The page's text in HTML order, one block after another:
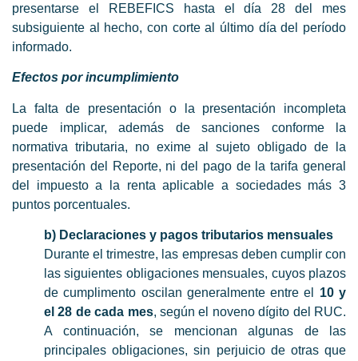
presentarse el REBEFICS hasta el día 28 del mes
subsiguiente al hecho, con corte al último día del período
informado.
Efectos por incumplimiento
La falta de presentación o la presentación incompleta
puede implicar, además de sanciones conforme la
normativa tributaria, no exime al sujeto obligado de la
presentación del Reporte, ni del pago de la tarifa general
del impuesto a la renta aplicable a sociedades más 3
puntos porcentuales.
b) Declaraciones y pagos tributarios mensuales
Durante el trimestre, las empresas deben cumplir con
las siguientes obligaciones mensuales, cuyos plazos
de cumplimento oscilan generalmente entre el 10 y
el 28 de cada mes, según el noveno dígito del RUC.
A continuación, se mencionan algunas de las
principales obligaciones, sin perjuicio de otras que